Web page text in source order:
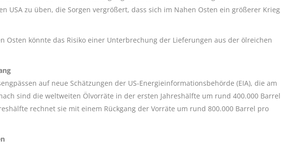
USA zu üben, die Sorgen vergrößert, dass sich im Nahen Osten ein größerer Krieg
Osten könnte das Risiko einer Unterbrechung der Lieferungen aus der ölreichen
auf neue Schätzungen der US-Energieinformationsbehörde (EIA), die am
sind die weltweiten Ölvorräte in der ersten Jahreshälfte um rund 400.000 Barrel
rechnet sie mit einem Rückgang der Vorräte um rund 800.000 Barrel pro